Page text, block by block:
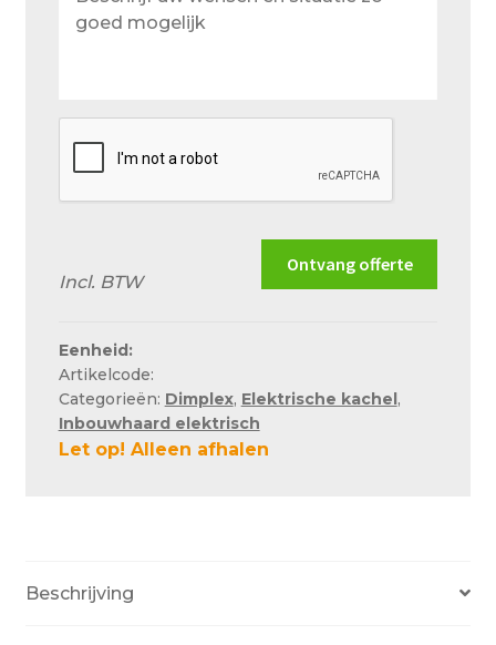
wensen
Ontvang offerte
Incl. BTW
Eenheid:
Artikelcode:
Categorieën: Dimplex, Elektrische kachel,
Inbouwhaard elektrisch
Let op! Alleen afhalen
Beschrijving